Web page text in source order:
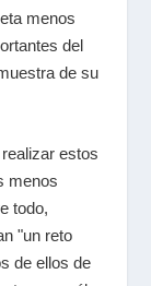
menos
del
de su
estos
menos
todo,
"un reto
de ellos de